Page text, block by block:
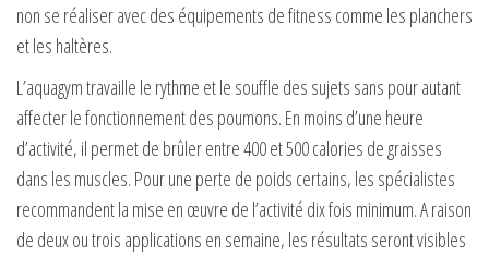
non se réaliser avec des équipements de fitness comme les planchers
et les haltères.
L’aquagym travaille le rythme et le souffle des sujets sans pour autant
affecter le fonctionnement des poumons. En moins d’une heure
d’activité, il permet de brûler entre 400 et 500 calories de graisses
dans les muscles. Pour une perte de poids certains, les spécialistes
recommandent la mise en œuvre de l’activité dix fois minimum. A raison
de deux ou trois applications en semaine, les résultats seront visibles